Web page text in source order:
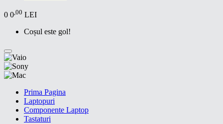
0 0,00 LEI
Coșul este gol!
Prima Pagina
Laptopuri
Componente Laptop
Tastaturi